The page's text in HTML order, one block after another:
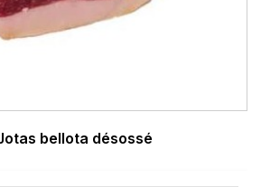
bellota désossé